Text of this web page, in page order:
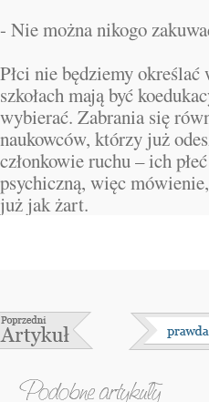
- Nie można nikogo
Płci nie będziemy
szkołach mają być
wybierać. Zabrania się
naukowców, którzy już
członkowie ruchu – ich
psychiczną, więc
już jak żart.